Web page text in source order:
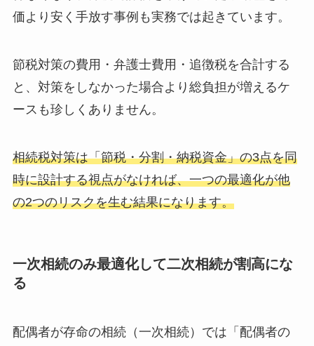
価より安く手放す事例も実務では起きています。
節税対策の費用・弁護士費用・追徴税を合計する
と、対策をしなかった場合より総負担が増えるケ
ースも珍しくありません。
相続税対策は「節税・分割・納税資金」の3点を同
時に設計する視点がなければ、一つの最適化が他
の2つのリスクを生む結果になります。
一次相続のみ最適化して二次相続が割高にな
る
配偶者が存命の相続（一次相続）では「配偶者の